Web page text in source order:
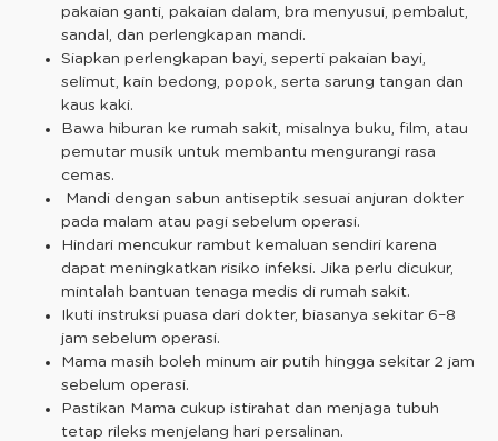
pakaian ganti, pakaian dalam, bra menyusui, pembalut,
sandal, dan perlengkapan mandi.
Siapkan perlengkapan bayi, seperti pakaian bayi,
selimut, kain bedong, popok, serta sarung tangan dan
kaus kaki.
Bawa hiburan ke rumah sakit, misalnya buku, film, atau
pemutar musik untuk membantu mengurangi rasa
cemas.
Mandi dengan sabun antiseptik sesuai anjuran dokter
pada malam atau pagi sebelum operasi.
Hindari mencukur rambut kemaluan sendiri karena
dapat meningkatkan risiko infeksi. Jika perlu dicukur,
mintalah bantuan tenaga medis di rumah sakit.
Ikuti instruksi puasa dari dokter, biasanya sekitar 6–8
jam sebelum operasi.
Mama masih boleh minum air putih hingga sekitar 2 jam
sebelum operasi.
Pastikan Mama cukup istirahat dan menjaga tubuh
tetap rileks menjelang hari persalinan.